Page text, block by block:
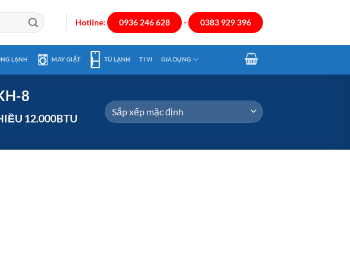
Hotline: 0936 246 628 - 0383 929 396
LẠNH MÁY GIẶT TỦ LẠNH TI VI GIA DỤNG
8
12.000BTU